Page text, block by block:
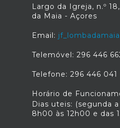
Largo da Igreja, n.º
da Maia - Açores
Email:
Telemóvel: 296 446
Telefone: 296 446 041
Horário de
Dias uteis: (segunda
8h00 às 12h00 e das